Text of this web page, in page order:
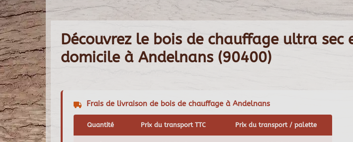
Découvrez le bois de chauffage ultra sec
domicile à Andelnans (90400)
Frais de livraison de bois de chauffage à Andelnans
Quantité Prix du transport TTC Prix du transport / palette